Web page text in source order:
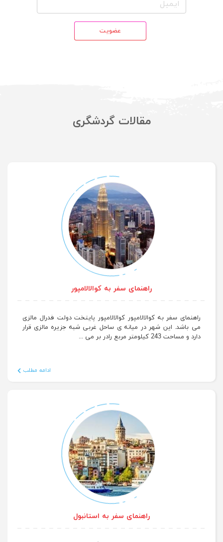
عضویت
مقالات گردشگری
راهنمای سفر به کوالالامپور
راهنمای سفر به کوالالامپور کوالالامپور پایتخت دولت فدرال مالزی
می باشد. این شهر در میانه ی ساحل غربی شبه جزیره مالزی قرار
دارد و مساحت 243 کیلومتر مربع رادر بر می ...
ادامه مطلب
راهنمای سفر به استانبول